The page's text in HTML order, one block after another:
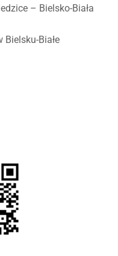
– Bielsko-Biała
Białe